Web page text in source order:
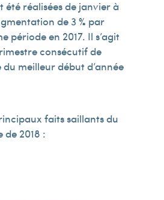
été réalisées de janvier à
de 3 % par
période en 2017. Il s’agit
consécutif de
du meilleur début d’année
faits saillants du
2018 :